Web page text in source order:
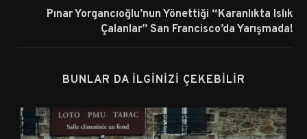
Pınar Yorgancıoğlu’nun Yönettiği “Karanlıkta Islık
Çalanlar” San Francisco’da Yarışmada!
BUNLAR DA İLGINIZI ÇEKEBILIR